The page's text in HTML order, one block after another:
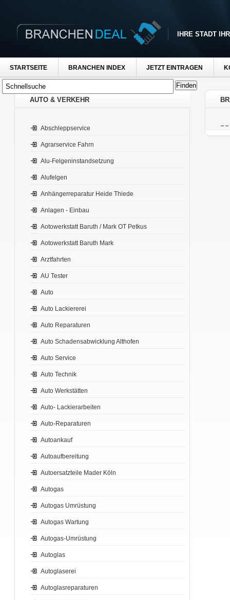
IHRE STADT
STARTSEITE BRANCHEN INDEX JETZT EINTRAGEN
AUTO & VERKEHR
Abschleppservice
Agrarservice Fahrn
Alu-Felgeninstandsetzung
Alufelgen
Anhängerreparatur Heide Thiede
Anlagen - Einbau
Aotowerkstatt Baruth / Mark OT Petkus
Aotowerkstatt Baruth Mark
Arztfahrten
AU Tester
Auto
Auto Lackiererei
Auto Reparaturen
Auto Schadensabwicklung Althofen
Auto Service
Auto Technik
Auto Werkstätten
Auto- Lackierarbeiten
Auto-Reparaturen
Autoankauf
Autoaufbereitung
Autoersatzteile Mader Köln
Autogas
Autogas Umrüstung
Autogas Wartung
Autogas-Umrüstung
Autoglas
Autoglaserei
Autoglasreparaturen